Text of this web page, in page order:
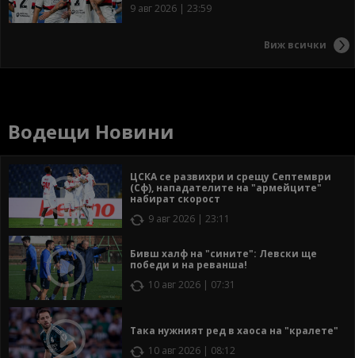
9 авг 2026 | 23:59
Виж всички
Водещи Новини
ЦСКА се развихри и срещу Септември
(Сф), нападателите на "армейците"
набират скорост
9 авг 2026 | 23:11
Бивш халф на "сините": Левски ще
победи и на реванша!
10 авг 2026 | 07:31
Така нужният ред в хаоса на "кралете"
10 авг 2026 | 08:12